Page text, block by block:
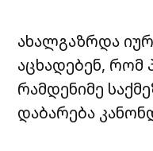
ახალგაზრდა
აცხადებენ, რომ
რამდენიმე
დაბარება